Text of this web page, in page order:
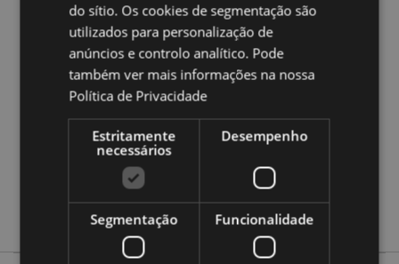
Caracteristicas do Produto
Informação
Altura 12cm Largura 10cm Profundidade 10cm
5055071793578
80
0.181000
Não
do sítio. Os cookies de segmentação são
utilizados para personalização de
anúncios e controlo analítico. Pode
também ver mais informações na nossa
Política de Privacidade
Estritamente
necessários
Desempenho
Segmentação Funcionalidade